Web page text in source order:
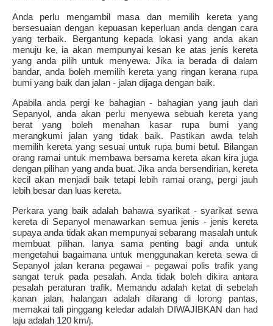
Anda perlu mengambil masa dan memilih kereta yang
bersesuaian dengan kepuasan keperluan anda dengan cara
yang terbaik. Bergantung kepada lokasi yang anda akan
menuju ke, ia akan mempunyai kesan ke atas jenis kereta
yang anda pilih untuk menyewa. Jika ia berada di dalam
bandar, anda boleh memilih kereta yang ringan kerana rupa
bumi yang baik dan jalan - jalan dijaga dengan baik.
Apabila anda pergi ke bahagian - bahagian yang jauh dari
Sepanyol, anda akan perlu menyewa sebuah kereta yang
berat yang boleh menahan kasar rupa bumi yang
merangkumi jalan yang tidak baik. Pastikan awda telah
memilih kereta yang sesuai untuk rupa bumi betul. Bilangan
orang ramai untuk membawa bersama kereta akan kira juga
dengan pilihan yang anda buat. Jika anda bersendirian, kereta
kecil akan menjadi baik tetapi lebih ramai orang, pergi jauh
lebih besar dan luas kereta.
Perkara yang baik adalah bahawa syarikat - syarikat sewa
kereta di Sepanyol menawarkan semua jenis - jenis kereta
supaya anda tidak akan mempunyai sebarang masalah untuk
membuat pilihan. Ianya sama penting bagi anda untuk
mengetahui bagaimana untuk menggunakan kereta sewa di
Sepanyol jalan kerana pegawai - pegawai polis trafik yang
sangat teruk pada pesalah. Anda tidak boleh dikira antara
pesalah peraturan trafik. Memandu adalah ketat di sebelah
kanan jalan, halangan adalah dilarang di lorong pantas,
memakai tali pinggang keledar adalah DIWAJIBKAN dan had
laju adalah 120 km/j.